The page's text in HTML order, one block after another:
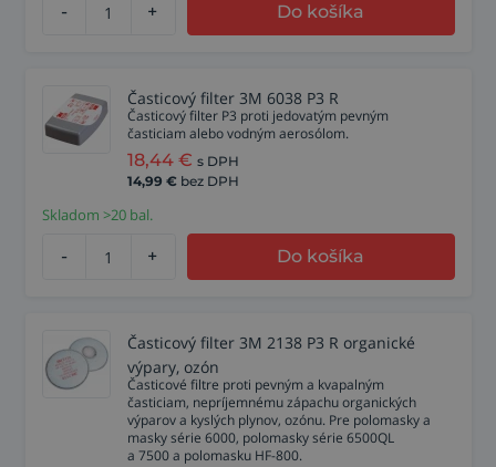
- + Do košíka
Časticový filter 3M 6038 P3 R
Časticový filter P3 proti jedovatým pevným
časticiam alebo vodným aerosólom.
18,44 € s DPH
14,99 € bez DPH
Skladom >20 bal.
- + Do košíka
Časticový filter 3M 2138 P3 R organické
výpary, ozón
Časticové filtre proti pevným a kvapalným
časticiam, nepríjemnému zápachu organických
výparov a kyslých plynov, ozónu. Pre polomasky a
masky série 6000, polomasky série 6500QL
a 7500 a polomasku HF-800.